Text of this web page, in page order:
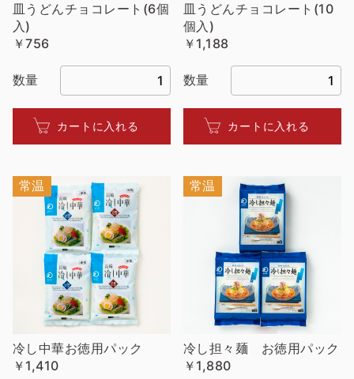
皿うどんチョコレート(6個
入)
￥756
数量
カートに入れる
皿うどんチョコレート(10
個入)
￥1,188
数量
カートに入れる
常温
冷し中華お徳用パック
￥1,410
常温
冷し担々麺 お徳用パック
￥1,880